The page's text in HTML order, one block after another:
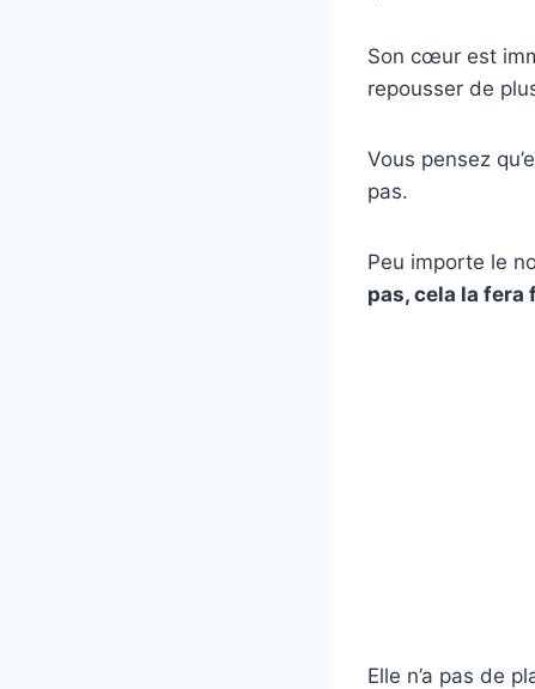
Son cœur est
repousser de
Vous pensez
pas.
Peu importe le
pas, cela la fera
Elle n’a pas de